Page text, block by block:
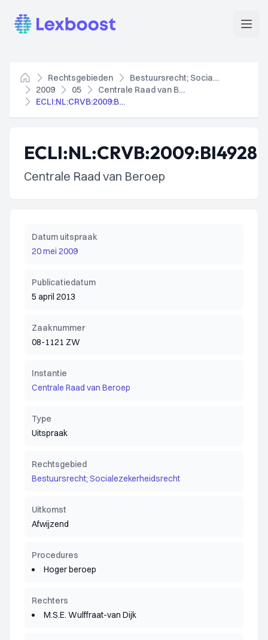
Lexboost
Home
Rechtsgebieden
Bestuursrecht; Socialezekerheidsrecht
2009
05
Centrale Raad van Beroep
ECLI:NL:CRVB:2009:BI4928
ECLI:NL:CRVB:2009:BI4928
Centrale Raad van Beroep
Datum uitspraak
20 mei 2009
Publicatiedatum
5 april 2013
Zaaknummer
08-1121 ZW
Instantie
Centrale Raad van Beroep
Type
Uitspraak
Rechtsgebied
Bestuursrecht; Socialezekerheidsrecht
Uitkomst
Afwijzend
Procedures
Hoger beroep
Rechters
M.S.E. Wulffraat-van Dijk